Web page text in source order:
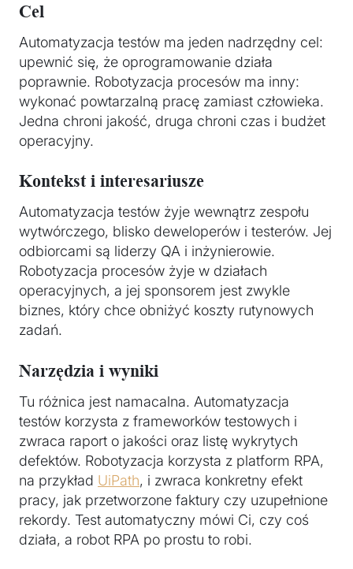
Cel
Automatyzacja testów ma jeden nadrzędny cel:
upewnić się, że oprogramowanie działa
poprawnie. Robotyzacja procesów ma inny:
wykonać powtarzalną pracę zamiast człowieka.
Jedna chroni jakość, druga chroni czas i budżet
operacyjny.
Kontekst i interesariusze
Automatyzacja testów żyje wewnątrz zespołu
wytwórczego, blisko deweloperów i testerów. Jej
odbiorcami są liderzy QA i inżynierowie.
Robotyzacja procesów żyje w działach
operacyjnych, a jej sponsorem jest zwykle
biznes, który chce obniżyć koszty rutynowych
zadań.
Narzędzia i wyniki
Tu różnica jest namacalna. Automatyzacja
testów korzysta z frameworków testowych i
zwraca raport o jakości oraz listę wykrytych
defektów. Robotyzacja korzysta z platform RPA,
na przykład UiPath, i zwraca konkretny efekt
pracy, jak przetworzone faktury czy uzupełnione
rekordy. Test automatyczny mówi Ci, czy coś
działa, a robot RPA po prostu to robi.